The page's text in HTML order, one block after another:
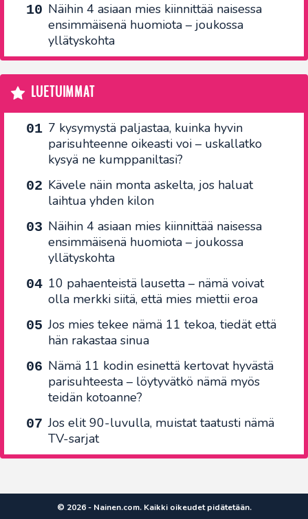
Näihin 4 asiaan mies kiinnittää naisessa
ensimmäisenä huomiota – joukossa
yllätyskohta
LUETUIMMAT
7 kysymystä paljastaa, kuinka hyvin
parisuhteenne oikeasti voi – uskallatko
kysyä ne kumppaniltasi?
Kävele näin monta askelta, jos haluat
laihtua yhden kilon
Näihin 4 asiaan mies kiinnittää naisessa
ensimmäisenä huomiota – joukossa
yllätyskohta
10 pahaenteistä lausetta – nämä voivat
olla merkki siitä, että mies miettii eroa
Jos mies tekee nämä 11 tekoa, tiedät että
hän rakastaa sinua
Nämä 11 kodin esinettä kertovat hyvästä
parisuhteesta – löytyvätkö nämä myös
teidän kotoanne?
Jos elit 90-luvulla, muistat taatusti nämä
TV-sarjat
© 2026 - Nainen.com. Kaikki oikeudet pidätetään.